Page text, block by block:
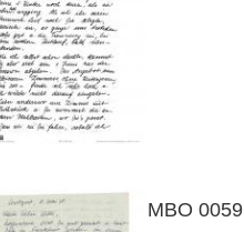
MBO 0059